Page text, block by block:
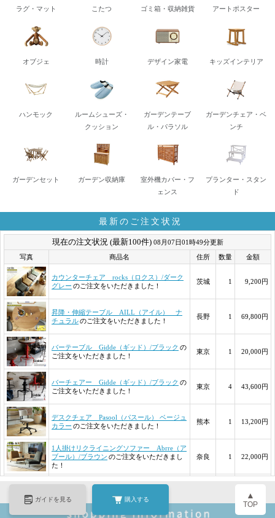
ガイドを見る 購入する ▲
TOP
ラグ・マット こたつ ゴミ箱・収納雑貨 アートポスター
オブジェ 時計 デザイン家電 キッズインテリア
ハンモック
ルームシューズ・
クッション
ガーデンテーブ
ル・パラソル
ガーデンチェア・ベ
ンチ
ガーデンセット ガーデン収納庫
室外機カバー・フ
ェンス
プランター・スタン
ド
最新のご注文状況